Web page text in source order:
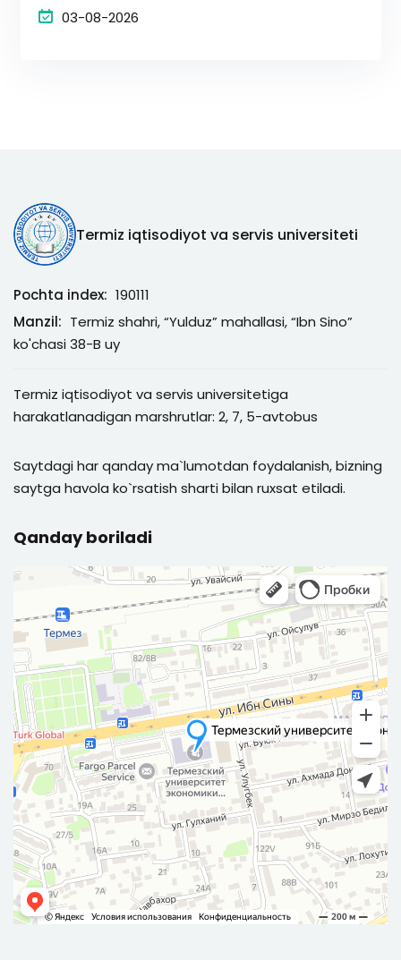
03-08-2026
Termiz iqtisodiyot va servis universiteti
Pochta index: 190111
Manzil: Termiz shahri, “Yulduz” mahallasi, “Ibn Sino”
ko'chasi 38-B uy
Termiz iqtisodiyot va servis universitetiga
harakatlanadigan marshrutlar: 2, 7, 5-avtobus
Saytdagi har qanday ma`lumotdan foydalanish, bizning
saytga havola ko`rsatish sharti bilan ruxsat etiladi.
Qanday boriladi